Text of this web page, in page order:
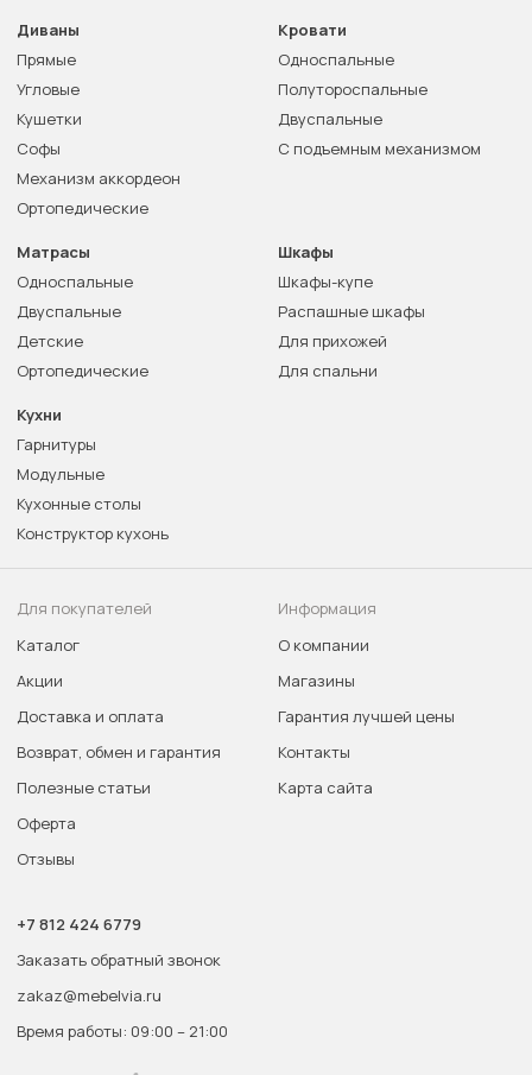
Диваны
Прямые
Угловые
Кушетки
Софы
Механизм аккордеон
Ортопедические
Кровати
Односпальные
Полутороспальные
Двуспальные
С подъемным механизмом
Матрасы
Односпальные
Двуспальные
Детские
Ортопедические
Шкафы
Шкафы-купе
Распашные шкафы
Для прихожей
Для спальни
Кухни
Гарнитуры
Модульные
Кухонные столы
Конструктор кухонь
Для покупателей
Каталог
Акции
Доставка и оплата
Возврат, обмен и гарантия
Полезные статьи
Оферта
Отзывы
Информация
О компании
Магазины
Гарантия лучшей цены
Контакты
Карта сайта
+7 812 424 6779
Заказать обратный звонок
zakaz@mebelvia.ru
Время работы: 09:00 – 21:00